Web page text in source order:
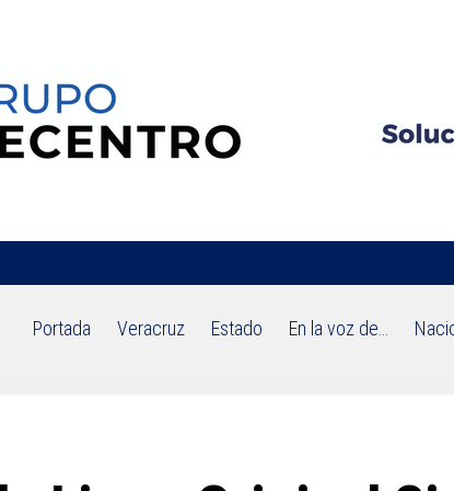
Portada Veracruz Estado En la voz de…